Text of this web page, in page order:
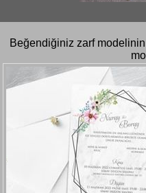
Beğendiğiniz zarf